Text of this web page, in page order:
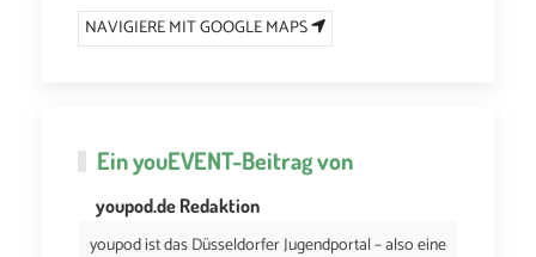
NAVIGIERE MIT GOOGLE MAPS
EinyouEVENT-Beitrag von
youpod.de Redaktion
youpod ist das Düsseldorfer Jugendportal – also eine